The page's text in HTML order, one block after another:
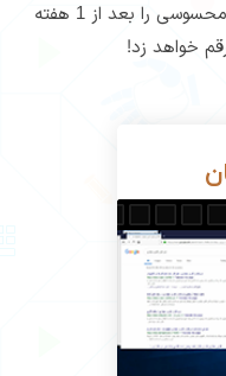
شبیه‌سازی کلیک کاربران، افزایش رتبه محسوسی را بعد از 1 هفته
خواهد زد!